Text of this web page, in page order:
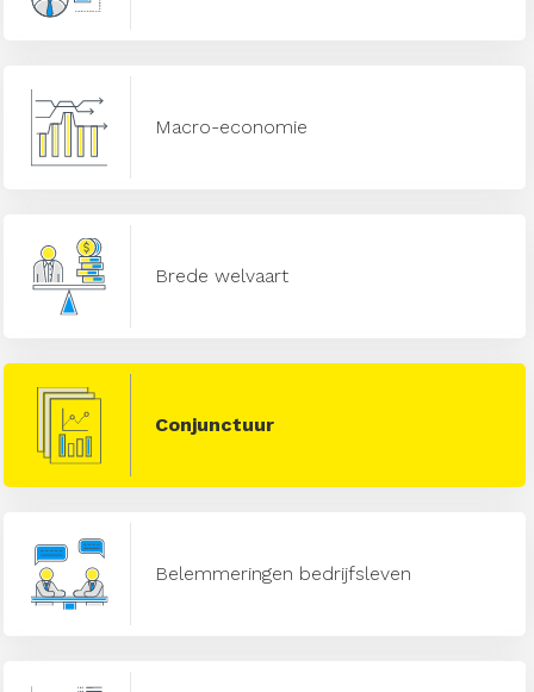
Macro-economie
Brede welvaart
Conjunctuur
Belemmeringen bedrijfsleven